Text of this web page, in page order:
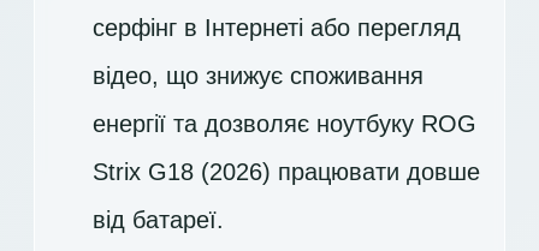
серфінг в Інтернеті або перегляд
відео, що знижує споживання
енергії та дозволяє ноутбуку ROG
Strix G18 (2026) працювати довше
від батареї.